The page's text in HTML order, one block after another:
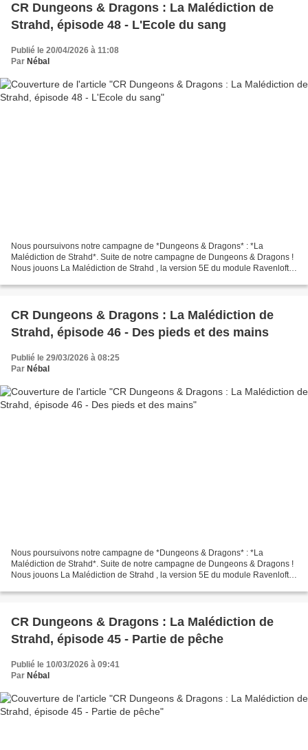
CR Dungeons & Dragons : La Malédiction de
Strahd, épisode 48 - L'Ecole du sang
Publié le 20/04/2026 à 11:08
Par Nébal
Nous poursuivons notre campagne de *Dungeons & Dragons* : *La
Malédiction de Strahd*. Suite de notre campagne de Dungeons & Dragons !
Nous jouons La Malédiction de Strahd , la version 5E du module Ravenloft…
CR Dungeons & Dragons : La Malédiction de
Strahd, épisode 46 - Des pieds et des mains
Publié le 29/03/2026 à 08:25
Par Nébal
Nous poursuivons notre campagne de *Dungeons & Dragons* : *La
Malédiction de Strahd*. Suite de notre campagne de Dungeons & Dragons !
Nous jouons La Malédiction de Strahd , la version 5E du module Ravenloft…
CR Dungeons & Dragons : La Malédiction de
Strahd, épisode 45 - Partie de pêche
Publié le 10/03/2026 à 09:41
Par Nébal